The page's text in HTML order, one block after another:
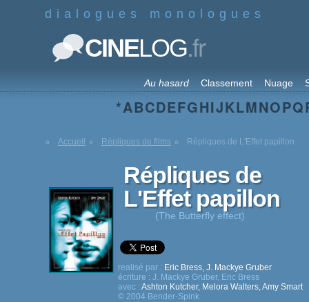
dialogues monologues
CINELOG.fr
Au hasard Classement Nuage
*ABCDEFGHIJKLMNOPQ
Accueil Répliques de films Répliques de L'Effet papillon
Répliques de
L'Effet papillon
(The Butterfly effect)
realisé par : Eric Bress, J. Mackye Gruber
écriture : J. Mackye Gruber, Eric Bress
avec : Ashton Kutcher, Melora Walters,Amy Smart
© 2004 Bender-Spink